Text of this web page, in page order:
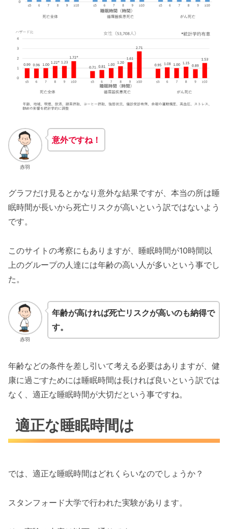
赤羽
意外ですね！
グラフだけ見るとかなり意外な結果ですが、本当の所は睡
眠時間が長いから死亡リスクが高いという訳ではないよう
です。
このサイトの考察にもありますが、睡眠時間が10時間以
上のグループの人達には年齢の高い人が多いという事でし
た。
赤羽
年齢が高ければ死亡リスクが高いのも納得で
す。
年齢などの条件を差し引いて考える必要はありますが、健
康に過ごすためには睡眠時間は長ければ良いという訳では
なく、適正な睡眠時間が大切だという事ですね。
適正な睡眠時間は
では、適正な睡眠時間はどれくらいなのでしょうか？
スタンフォード大学で行われた実験があります。